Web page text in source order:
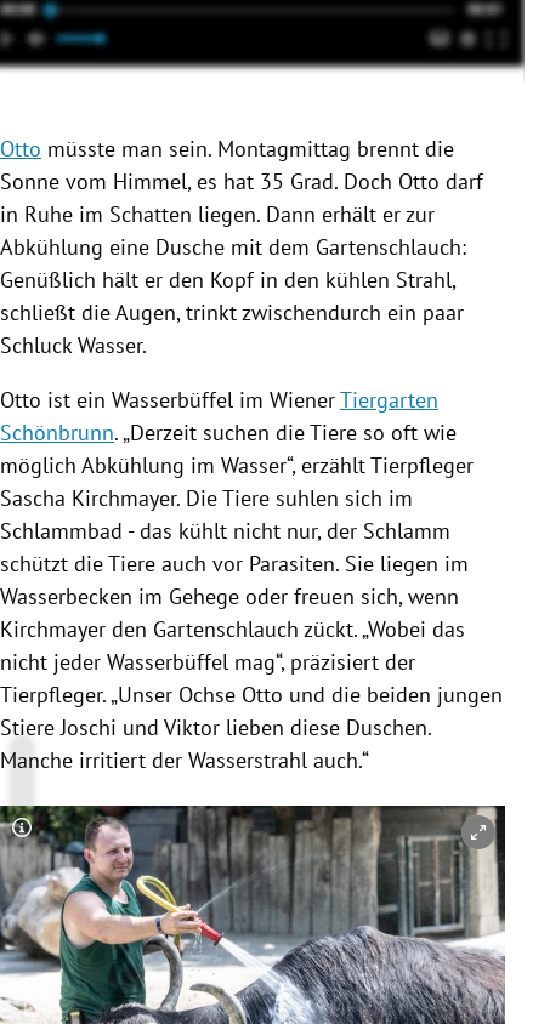
Untermenü
Untermenü
Otto müsste man sein. Montagmittag brennt die
Sonne vom Himmel, es hat 35 Grad. Doch Otto darf
in Ruhe im Schatten liegen. Dann erhält er zur
Abkühlung eine Dusche mit dem Gartenschlauch:
Genüßlich hält er den Kopf in den kühlen Strahl,
schließt die Augen, trinkt zwischendurch ein paar
Schluck Wasser.
Otto ist ein Wasserbüffel im WienerTiergarten
Schönbrunn. „Derzeit suchen die Tiere so oft wie
möglich Abkühlung im Wasser“, erzählt Tierpfleger
Sascha Kirchmayer. Die Tiere suhlen sich im
Schlammbad - das kühlt nicht nur, der Schlamm
schützt die Tiere auch vor Parasiten. Sie liegen im
Wasserbecken im Gehege oder freuen sich, wenn
Kirchmayer den Gartenschlauch zückt. „Wobei das
nicht jeder Wasserbüffel mag“, präzisiert der
Tierpfleger. „Unser Ochse Otto und die beiden jungen
Stiere Joschi und Viktor lieben diese Duschen.
Manche irritiert der Wasserstrahl auch.“
Copyright-Hinweis öffnen/schließen